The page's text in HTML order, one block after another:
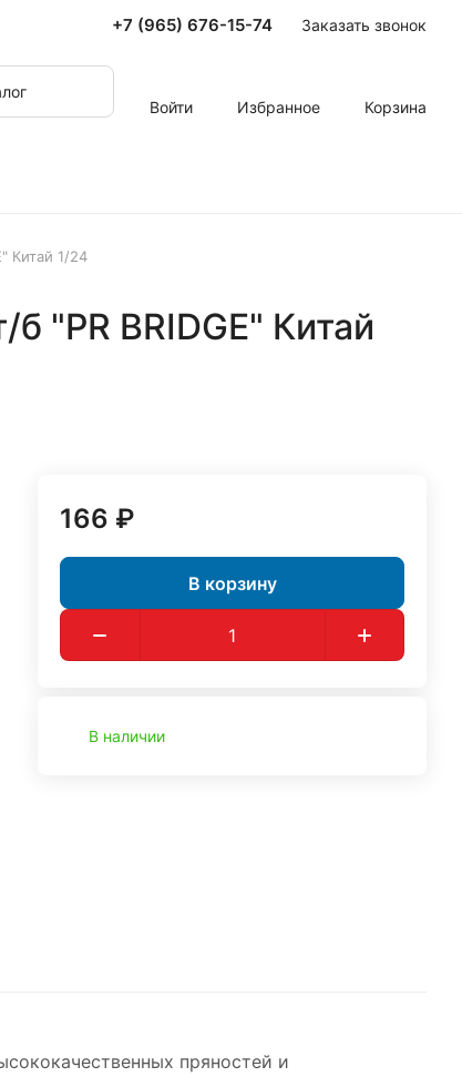
+7 (965) 676-15-74 Заказать звонок
Войти
Избранное Корзина
Китай 1/24
"PR BRIDGE" Китай
166 ₽
В корзину
В наличии
пряностей и